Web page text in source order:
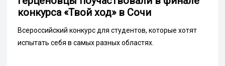
конкурса «Твой ход» в Сочи
Всероссийский конкурс для студентов, которые хотят
испытать себя в самых разных областях.